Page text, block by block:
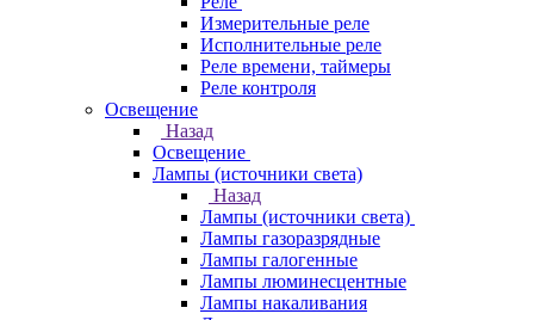
Измерительные реле
Исполнительные реле
Реле времени, таймеры
Реле контроля
Освещение
Назад
Освещение
Лампы (источники света)
Назад
Лампы (источники света)
Лампы газоразрядные
Лампы галогенные
Лампы люминесцентные
Лампы накаливания